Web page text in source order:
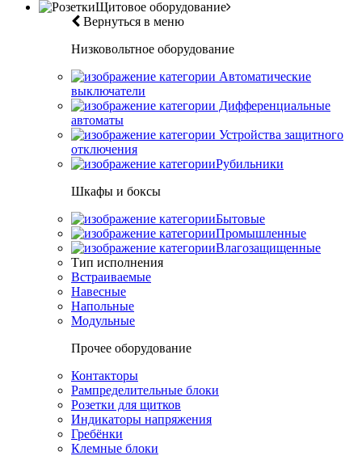
Щитовое оборудование
Вернуться в меню
Низковольтное оборудование
Автоматические
выключатели
Дифференциальные
автоматы
Устройства защитного
отключения
Рубильники
Шкафы и боксы
Бытовые
Промышленные
Влагозащищенные
Тип исполнения
Встраиваемые
Навесные
Напольные
Модульные
Прочее оборудование
Контакторы
Рампределительные блоки
Розетки для щитков
Индикаторы напряжения
Гребёнки
Клемные блоки